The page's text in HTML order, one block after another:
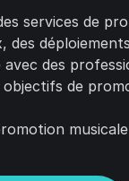
services de
des
de